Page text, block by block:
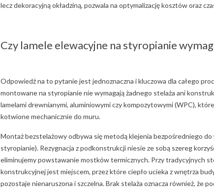
lecz dekoracyjną okładziną, pozwala na optymalizację kosztów oraz
Czy lamele elewacyjne na styropianie
Odpowiedź na to pytanie jest jednoznaczna i kluczowa dla całego
montowane na styropianie nie wymagają żadnego stelaża ani
lamelami drewnianymi, aluminiowymi czy kompozytowymi (WPC),
kotwione mechanicznie do muru.
Montaż bezstelażowy odbywa się metodą klejenia bezpośredniego
styropianie). Rezygnacja z podkonstrukcji niesie ze sobą szereg
eliminujemy powstawanie mostków termicznych. Przy tradycyjnych
konstrukcyjnej jest miejscem, przez które ciepło ucieka z wnętrza
pozostaje nienaruszona i szczelna. Brak stelaża oznacza również, że